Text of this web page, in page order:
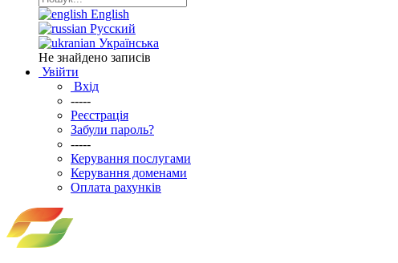
English
Русский
Українська
Не знайдено записів
Увійти
Вхід
-----
Реєстрація
Забули пароль?
-----
Керування послугами
Керування доменами
Оплата рахунків